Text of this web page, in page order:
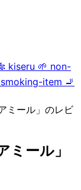
kiseru 🌱 non-
smoking-item 🚬
ミール」のレビ
ミール」